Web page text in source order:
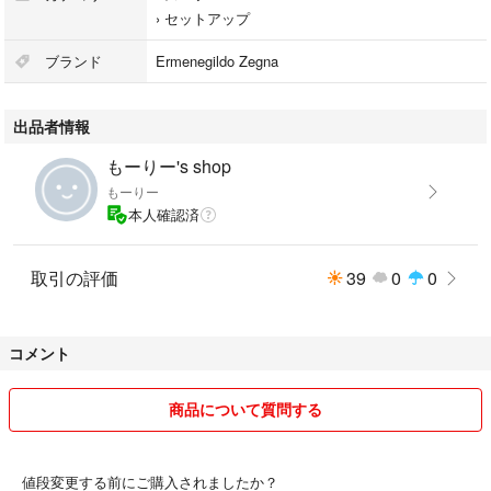
＊パンツ
ノータック テーパードライン
●表地詳細
...1910年創業、イタリア・ビエラ地方発祥の老舗生地メーカー
＊色柄
紺シャドーストライプ
トロピカルウール
...袖口の画像が1番近い色柄になります
＊混率
●サイズ AB5(170-96-86)
＊身長170バスト96ウエスト86cm前後の方を参考にご検討下さい
＊上着
› セットアップ
ブランド Ermenegildo Zegna
出品者情報
もーりー's shop
もーりー
本人確認済
取引の評価 39 0 0
コメント
商品について質問する
値段変更する前にご購入されましたか？